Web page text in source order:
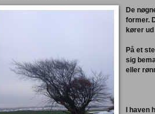
De
former.
kører
På et
sig
eller
I